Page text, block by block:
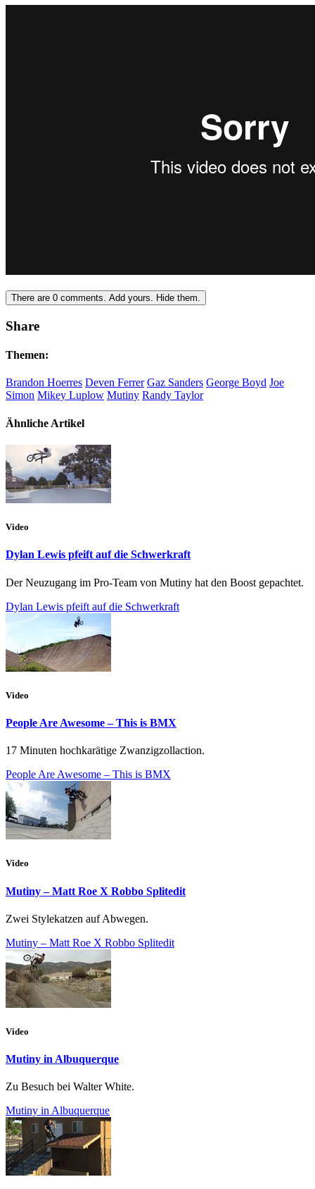
There are 0 comments. Add yours. Hide them.
Share
Themen:
Brandon Hoerres Deven Ferrer Gaz Sanders George Boyd Joe
Simon Mikey Luplow Mutiny Randy Taylor
Ähnliche Artikel
Video
Dylan Lewis pfeift auf die Schwerkraft
Der Neuzugang im Pro-Team von Mutiny hat den Boost gepachtet.
Dylan Lewis pfeift auf die Schwerkraft
Video
People Are Awesome – This is BMX
17 Minuten hochkarätige Zwanzigzollaction.
People Are Awesome – This is BMX
Video
Mutiny – Matt Roe X Robbo Splitedit
Zwei Stylekatzen auf Abwegen.
Mutiny – Matt Roe X Robbo Splitedit
Video
Mutiny in Albuquerque
Zu Besuch bei Walter White.
Mutiny in Albuquerque